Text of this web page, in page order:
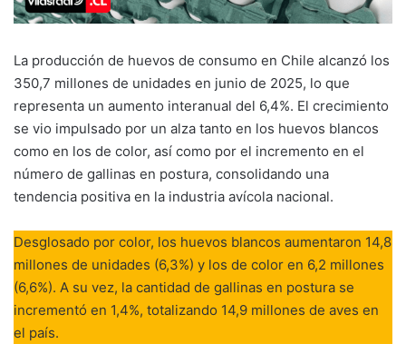
La producción de huevos de consumo en Chile alcanzó los
350,7 millones de unidades en junio de 2025, lo que
representa un aumento interanual del 6,4%. El crecimiento
se vio impulsado por un alza tanto en los huevos blancos
como en los de color, así como por el incremento en el
número de gallinas en postura, consolidando una
tendencia positiva en la industria avícola nacional.
Desglosado por color, los huevos blancos aumentaron 14,8
millones de unidades (6,3%) y los de color en 6,2 millones
(6,6%). A su vez, la cantidad de gallinas en postura se
incrementó en 1,4%, totalizando 14,9 millones de aves en
el país.